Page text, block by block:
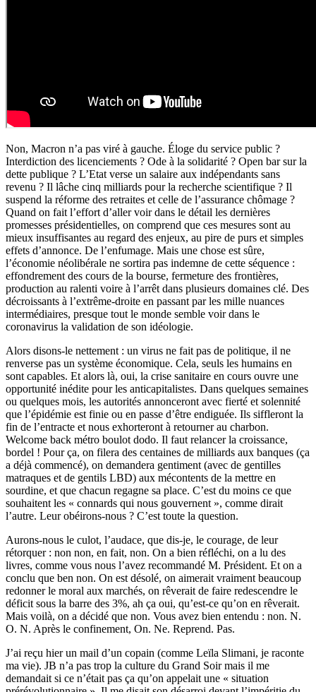
Non, Macron n’a pas viré à gauche. Éloge du service public ?
Interdiction des licenciements ? Ode à la solidarité ? Open bar sur la
dette publique ? L’Etat verse un salaire aux indépendants sans
revenu ? Il lâche cinq milliards pour la recherche scientifique ? Il
suspend la réforme des retraites et celle de l’assurance chômage ?
Quand on fait l’effort d’aller voir dans le détail les dernières
promesses présidentielles, on comprend que ces mesures sont au
mieux insuffisantes au regard des enjeux, au pire de purs et simples
effets d’annonce. De l’enfumage. Mais une chose est sûre,
l’économie néolibérale ne sortira pas indemne de cette séquence :
effondrement des cours de la bourse, fermeture des frontières,
production au ralenti voire à l’arrêt dans plusieurs domaines clé. Des
décroissants à l’extrême-droite en passant par les mille nuances
intermédiaires, presque tout le monde semble voir dans le
coronavirus la validation de son idéologie.
Alors disons-le nettement : un virus ne fait pas de politique, il ne
renverse pas un système économique. Cela, seuls les humains en
sont capables. Et alors là, oui, la crise sanitaire en cours ouvre une
opportunité inédite pour les anticapitalistes. Dans quelques semaines
ou quelques mois, les autorités annonceront avec fierté et solennité
que l’épidémie est finie ou en passe d’être endiguée. Ils siffleront la
fin de l’entracte et nous exhorteront à retourner au charbon.
Welcome back métro boulot dodo. Il faut relancer la croissance,
bordel ! Pour ça, on filera des centaines de milliards aux banques (ça
a déjà commencé), on demandera gentiment (avec de gentilles
matraques et de gentils LBD) aux mécontents de la mettre en
sourdine, et que chacun regagne sa place. C’est du moins ce que
souhaitent les « connards qui nous gouvernent », comme dirait
l’autre. Leur obéirons-nous ? C’est toute la question.
Aurons-nous le culot, l’audace, que dis-je, le courage, de leur
rétorquer : non non, en fait, non. On a bien réfléchi, on a lu des
livres, comme vous nous l’avez recommandé M. Président. Et on a
conclu que ben non. On est désolé, on aimerait vraiment beaucoup
redonner le moral aux marchés, on rêverait de faire redescendre le
déficit sous la barre des 3%, ah ça oui, qu’est-ce qu’on en rêverait.
Mais voilà, on a décidé que non. Vous avez bien entendu : non. N.
O. N. Après le confinement, On. Ne. Reprend. Pas.
J’ai reçu hier un mail d’un copain (comme Leïla Slimani, je raconte
ma vie). JB n’a pas trop la culture du Grand Soir mais il me
demandait si ce n’était pas ça qu’on appelait une « situation